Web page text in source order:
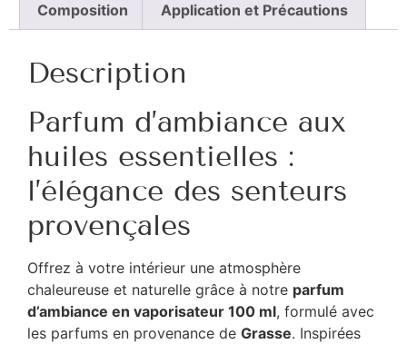
Composition Application et Précautions
Description
Parfum d’ambiance aux
huiles essentielles :
l’élégance des senteurs
provençales
Offrez à votre intérieur une atmosphère
chaleureuse et naturelle grâce à notre parfum
d’ambiance en vaporisateur 100 ml, formulé avec
les parfums en provenance de Grasse. Inspirées